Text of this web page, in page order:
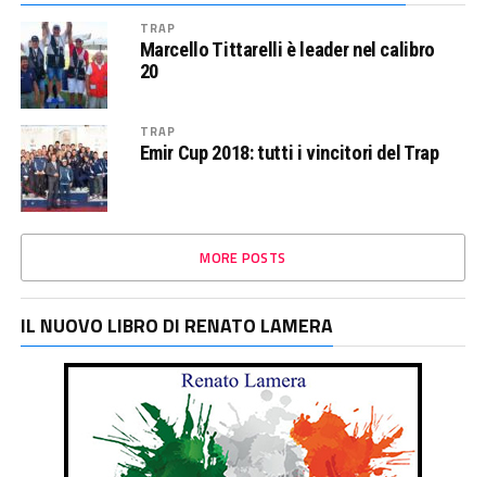
TRAP
Marcello Tittarelli è leader nel calibro
20
TRAP
Emir Cup 2018: tutti i vincitori del Trap
MORE POSTS
IL NUOVO LIBRO DI RENATO LAMERA